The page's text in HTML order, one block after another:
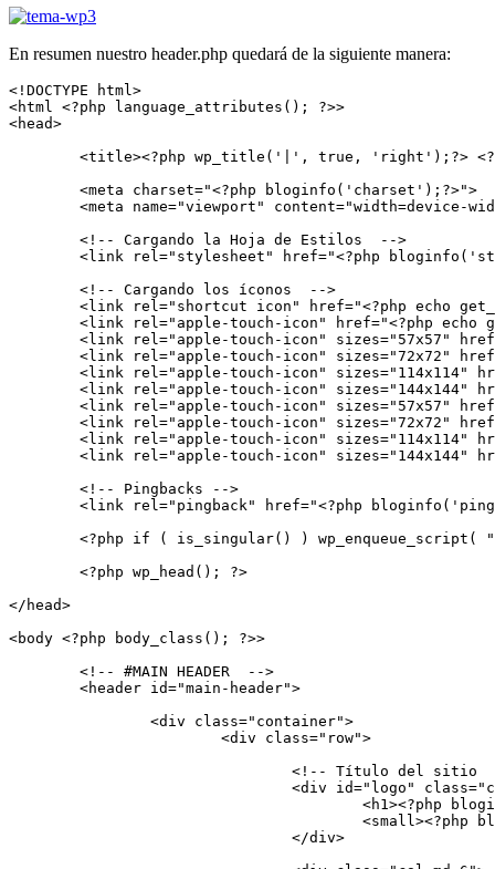
En resumen nuestro header.php quedará de la siguiente manera:
<!DOCTYPE html>
<html <?php language_attributes(); ?>>
<head>
</head>
<body <?php body_class(); ?>>